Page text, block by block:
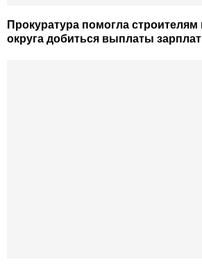
Прокуратура помогла строителям
округа добиться выплаты